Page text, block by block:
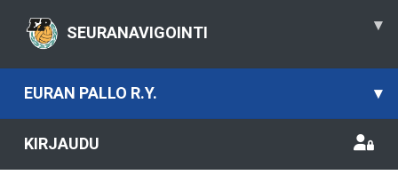
SEURANAVIGOINTI ▾
EURAN PALLO R.Y. ▾
KIRJAUDU